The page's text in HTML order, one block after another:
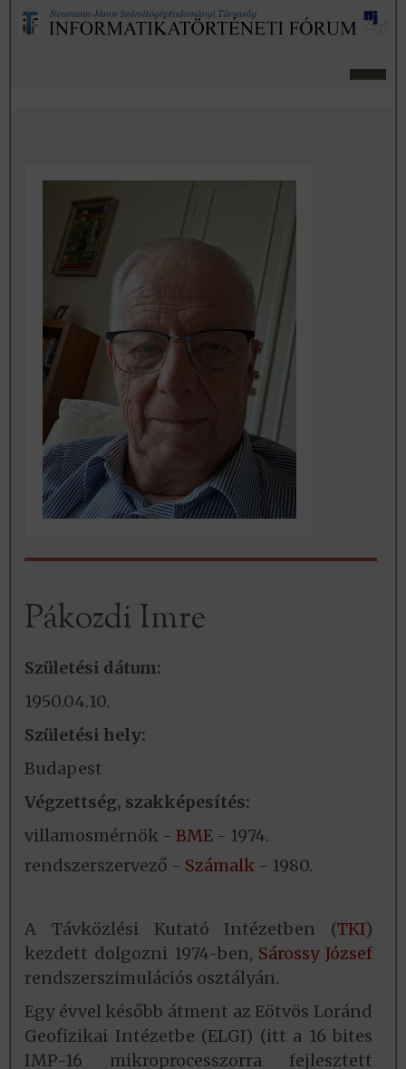
Pákozdi Imre
Születési dátum:
1950.04.10.
Születési hely:
Budapest
Végzettség, szakképesítés:
villamosmérnök - BME - 1974.
rendszerszervező - Számalk - 1980.
A Távközlési Kutató Intézetben (TKI)
kezdett dolgozni 1974-ben, Sárossy József
rendszerszimulációs osztályán.
Egy évvel később átment az Eötvös Loránd
Geofizikai Intézetbe (ELGI) (itt a 16 bites
IMP-16 mikroprocesszorra fejlesztett